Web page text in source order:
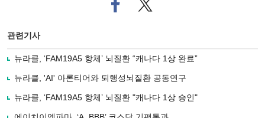
이
로
기
사
유
터로
관련기사
뉴라클, ‘FAM19A5 항체’ 뇌질환 “캐나다 1상 완료”
뉴라클, 'AI' 아론티어와 퇴행성뇌질환 공동연구
뉴라클, ‘FAM19A5 항체’ 뇌질환 "캐나다 1상 승인"